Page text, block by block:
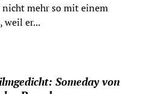
nicht mehr so mit einem
weil er...
Someday von